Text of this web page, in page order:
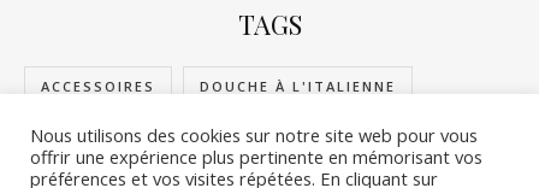
TAGS
ACCESSOIRES DOUCHE À L'ITALIENNE
PANNEAUX DE CONSTRUCTION
Nous utilisons des cookies sur notre site web pour vous
offrir une expérience plus pertinente en mémorisant vos
préférences et vos visites répétées. En cliquant sur